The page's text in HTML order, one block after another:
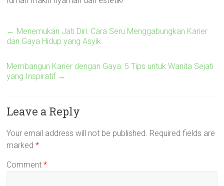
← Menemukan Jati Diri: Cara Seru Menggabungkan Karier
dan Gaya Hidup yang Asyik
Membangun Karier dengan Gaya: 5 Tips untuk Wanita Sejati
yang Inspiratif →
Leave a Reply
Your email address will not be published. Required fields are
marked*
Comment*